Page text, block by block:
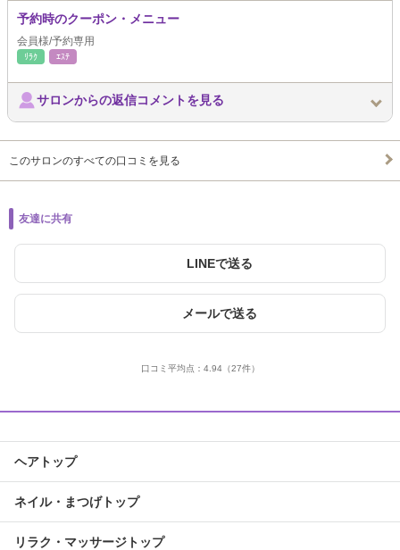
予約時のクーポン・メニュー
会員様/予約専用
ﾘﾗｸ ｴｽﾃ
サロンからの返信コメントを見る
このサロンのすべての口コミを見る
友達に共有
LINEで送る
メールで送る
口コミ平均点： 4.94（27件）
ヘアトップ
ネイル・まつげトップ
リラク・マッサージトップ